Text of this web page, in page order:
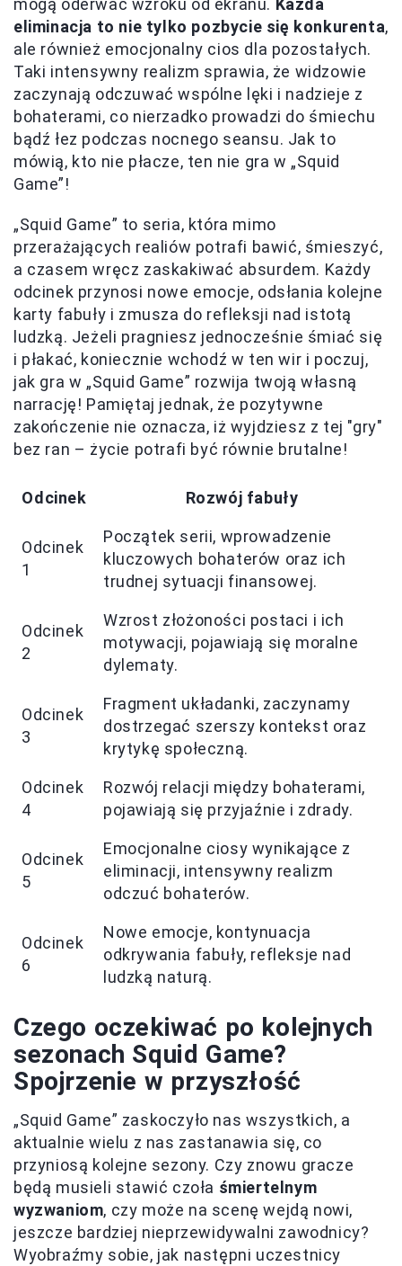
mogą oderwać wzroku od ekranu. Każda
eliminacja to nie tylko pozbycie się konkurenta,
ale również emocjonalny cios dla pozostałych.
Taki intensywny realizm sprawia, że widzowie
zaczynają odczuwać wspólne lęki i nadzieje z
bohaterami, co nierzadko prowadzi do śmiechu
bądź łez podczas nocnego seansu. Jak to
mówią, kto nie płacze, ten nie gra w „Squid
Game”!
„Squid Game” to seria, która mimo
przerażających realiów potrafi bawić, śmieszyć,
a czasem wręcz zaskakiwać absurdem. Każdy
odcinek przynosi nowe emocje, odsłania kolejne
karty fabuły i zmusza do refleksji nad istotą
ludzką. Jeżeli pragniesz jednocześnie śmiać się
i płakać, koniecznie wchodź w ten wir i poczuj,
jak gra w „Squid Game” rozwija twoją własną
narrację! Pamiętaj jednak, że pozytywne
zakończenie nie oznacza, iż wyjdziesz z tej "gry"
bez ran – życie potrafi być równie brutalne!
Odcinek Rozwój fabuły
Odcinek
1
Początek serii, wprowadzenie
kluczowych bohaterów oraz ich
trudnej sytuacji finansowej.
Odcinek
2
Wzrost złożoności postaci i ich
motywacji, pojawiają się moralne
dylematy.
Odcinek
3
Fragment układanki, zaczynamy
dostrzegać szerszy kontekst oraz
krytykę społeczną.
Odcinek
4
Rozwój relacji między bohaterami,
pojawiają się przyjaźnie i zdrady.
Odcinek
5
Emocjonalne ciosy wynikające z
eliminacji, intensywny realizm
odczuć bohaterów.
Odcinek
6
Nowe emocje, kontynuacja
odkrywania fabuły, refleksje nad
ludzką naturą.
Czego oczekiwać po kolejnych
sezonach Squid Game?
Spojrzenie w przyszłość
„Squid Game” zaskoczyło nas wszystkich, a
aktualnie wielu z nas zastanawia się, co
przyniosą kolejne sezony. Czy znowu gracze
będą musieli stawić czoła śmiertelnym
wyzwaniom, czy może na scenę wejdą nowi,
jeszcze bardziej nieprzewidywalni zawodnicy?
Wyobraźmy sobie, jak następni uczestnicy